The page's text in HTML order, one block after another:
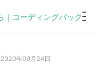
2020年09月24日